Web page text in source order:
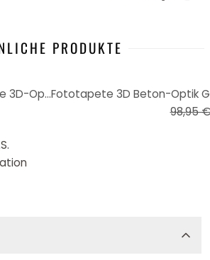
PRODUKTE
Architektur-Fototapete in Beige Weiß - Vliestapete 3D-Optik - Modernes Design
98,95 €